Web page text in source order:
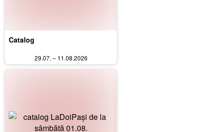
Catalog
29.07. – 11.08.2026